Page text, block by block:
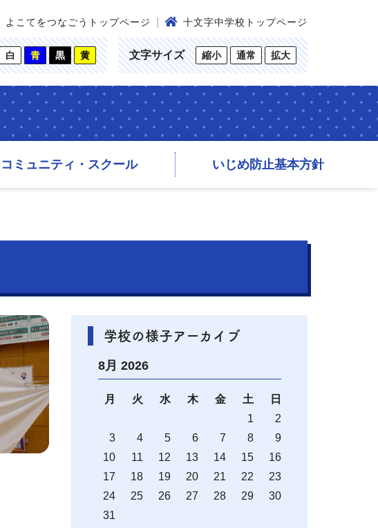
よこてをつなごうトップページ 十文字中学校トップページ
白 青 黒 黄 文字サイズ 縮小 通常 拡大
コミュニティ・スクール いじめ防止基本方針
学校の様子アーカイブ
8月 2026
月 火 水 木 金 土
日
1
2
3
4 5 6 7 8
9
10
11 12 13 14 15
16
17
18 19 20 21 22
23
24
25 26 27 28 29
30
31